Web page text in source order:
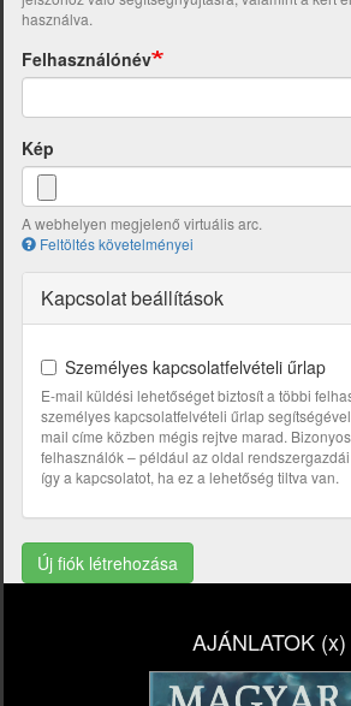
használva.
Felhasználónév
Kép
A webhelyen megjelenő virtuális arc.
Feltöltés követelményei
Kapcsolat beállítások
Személyes kapcsolatfelvételi űrlap
E-mail küldési lehetőséget biztosít a többi
személyes kapcsolatfelvételi űrlap
mail címe közben mégis rejtve marad.
felhasználók – például az oldal
így a kapcsolatot, ha ez a lehetőség tiltva van.
Új fiók létrehozása
AJÁNLATOK (x)